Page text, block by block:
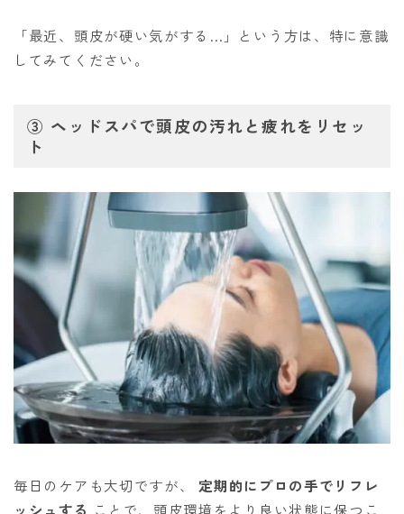
「最近、頭皮が硬い気がする…」という方は、特に意識
してみてください。
③ ヘッドスパで頭皮の汚れと疲れをリセッ
ト
毎日のケアも大切ですが、 定期的にプロの手でリフレ
ッシュする ことで、頭皮環境をより良い状態に保つこ